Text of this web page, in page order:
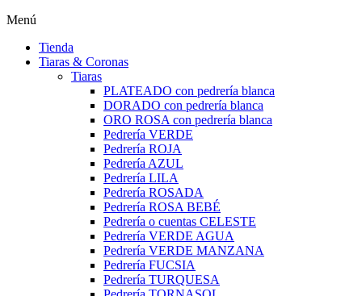
Menú
Tienda
Tiaras & Coronas
Tiaras
PLATEADO con pedrería blanca
DORADO con pedrería blanca
ORO ROSA con pedrería blanca
Pedrería VERDE
Pedrería ROJA
Pedrería AZUL
Pedrería LILA
Pedrería ROSADA
Pedrería ROSA BEBÉ
Pedrería o cuentas CELESTE
Pedrería VERDE AGUA
Pedrería VERDE MANZANA
Pedrería FUCSIA
Pedrería TURQUESA